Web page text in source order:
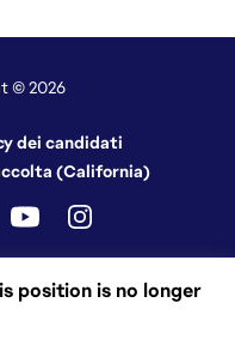
position is no longer
© 2026
dei candidati
(California)